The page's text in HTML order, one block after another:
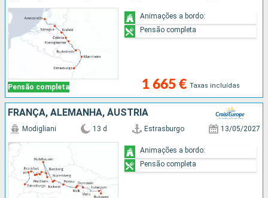
Pensão completa 1 665 € Taxas incluídas
Animações a bordo:
Pensão completa
FRANÇA, ALEMANHA, ÁUSTRIA
Modigliani 13 d Estrasburgo 13/05/2027
Animações a bordo:
Pensão completa